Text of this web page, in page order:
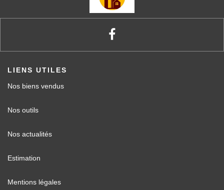
LIENS UTILES
Nos biens vendus
Nos outils
Nos actualités
Estimation
Mentions légales